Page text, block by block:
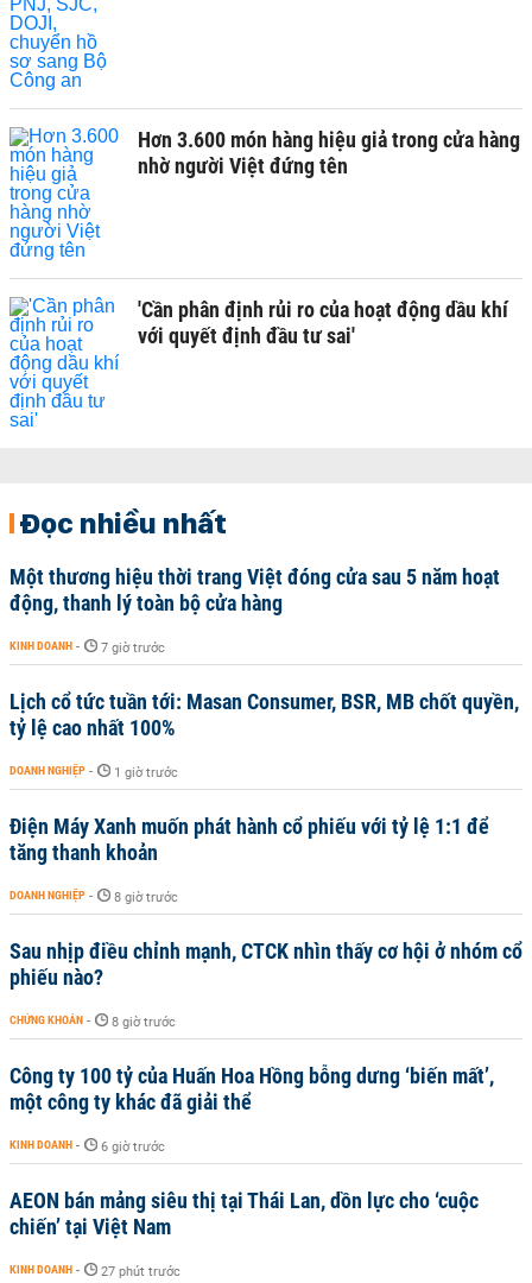
Hơn 3.600 món hàng hiệu giả trong cửa hàng
nhờ người Việt đứng tên
'Cần phân định rủi ro của hoạt động dầu khí
với quyết định đầu tư sai'
Đọc nhiều nhất
Một thương hiệu thời trang Việt đóng cửa sau 5 năm hoạt
động, thanh lý toàn bộ cửa hàng
KINH DOANH - 7 giờ trước
Lịch cổ tức tuần tới: Masan Consumer, BSR, MB chốt quyền,
tỷ lệ cao nhất 100%
DOANH NGHIỆP - 1 giờ trước
Điện Máy Xanh muốn phát hành cổ phiếu với tỷ lệ 1:1 để
tăng thanh khoản
DOANH NGHIỆP - 8 giờ trước
Sau nhịp điều chỉnh mạnh, CTCK nhìn thấy cơ hội ở nhóm cổ
phiếu nào?
CHỨNG KHOÁN - 8 giờ trước
Công ty 100 tỷ của Huấn Hoa Hồng bỗng dưng ‘biến mất’,
một công ty khác đã giải thể
KINH DOANH - 6 giờ trước
AEON bán mảng siêu thị tại Thái Lan, dồn lực cho ‘cuộc
chiến’ tại Việt Nam
KINH DOANH - 27 phút trước